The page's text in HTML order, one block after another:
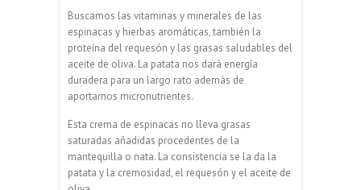
Buscamos las vitaminas y minerales de las
espinacas y hierbas aromáticas, también la
proteína del requesón y las grasas saludables del
aceite de oliva. La patata nos dará energía
duradera para un largo rato además de
aportarnos micronutrientes.
Esta crema de espinacas no lleva grasas
saturadas añadidas procedentes de la
mantequilla o nata. La consistencia se la da la
patata y la cremosidad, el requesón y el aceite de